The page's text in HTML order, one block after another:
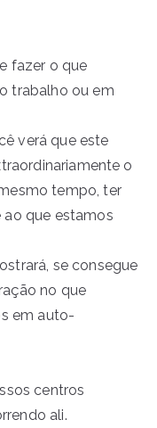
fazer o que
trabalho ou em
verá que este
o
tempo, ter
que estamos
se consegue
no que
em auto-
centros
ali.